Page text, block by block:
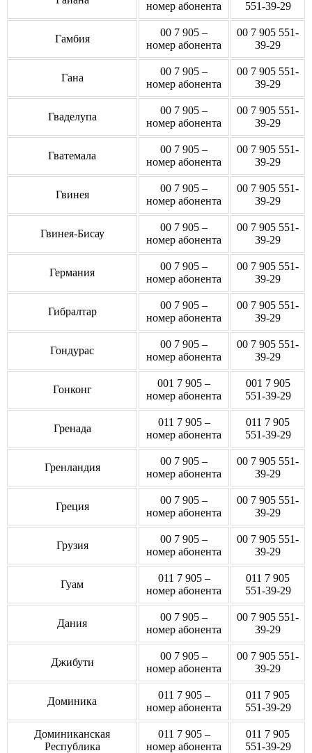
номер абонента 551-39-29
Гамбия
00 7 905 –
номер абонента
00 7 905 551-
39-29
Гана
00 7 905 –
номер абонента
00 7 905 551-
39-29
Гваделупа
00 7 905 –
номер абонента
00 7 905 551-
39-29
Гватемала
00 7 905 –
номер абонента
00 7 905 551-
39-29
Гвинея
00 7 905 –
номер абонента
00 7 905 551-
39-29
Гвинея-Бисау
00 7 905 –
номер абонента
00 7 905 551-
39-29
Германия
00 7 905 –
номер абонента
00 7 905 551-
39-29
Гибралтар
00 7 905 –
номер абонента
00 7 905 551-
39-29
Гондурас
00 7 905 –
номер абонента
00 7 905 551-
39-29
Гонконг
001 7 905 –
номер абонента
001 7 905
551-39-29
Гренада
011 7 905 –
номер абонента
011 7 905
551-39-29
Гренландия
00 7 905 –
номер абонента
00 7 905 551-
39-29
Греция
00 7 905 –
номер абонента
00 7 905 551-
39-29
Грузия
00 7 905 –
номер абонента
00 7 905 551-
39-29
Гуам
011 7 905 –
номер абонента
011 7 905
551-39-29
Дания
00 7 905 –
номер абонента
00 7 905 551-
39-29
Джибути
00 7 905 –
номер абонента
00 7 905 551-
39-29
Доминика
011 7 905 –
номер абонента
011 7 905
551-39-29
Доминиканская
Республика
011 7 905 –
номер абонента
011 7 905
551-39-29